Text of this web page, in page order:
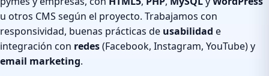
u otros CMS según el proyecto. Trabajamos con
responsividad, buenas prácticas de usabilidad e
integración con redes(Facebook, Instagram, YouTube) y
email marketing.